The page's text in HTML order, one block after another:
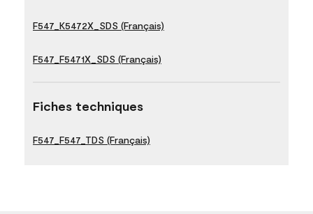
F547_K5472X_SDS (Français)
F547_F5471X_SDS (Français)
Fiches techniques
F547_F547_TDS (Français)